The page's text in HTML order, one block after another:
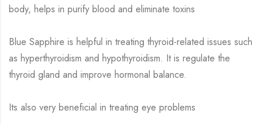
body, helps in purify blood and eliminate toxins
Blue Sapphire is helpful in treating thyroid-related issues such
as hyperthyroidism and hypothyroidism. It is regulate the
thyroid gland and improve hormonal balance.
Its also very beneficial in treating eye problems